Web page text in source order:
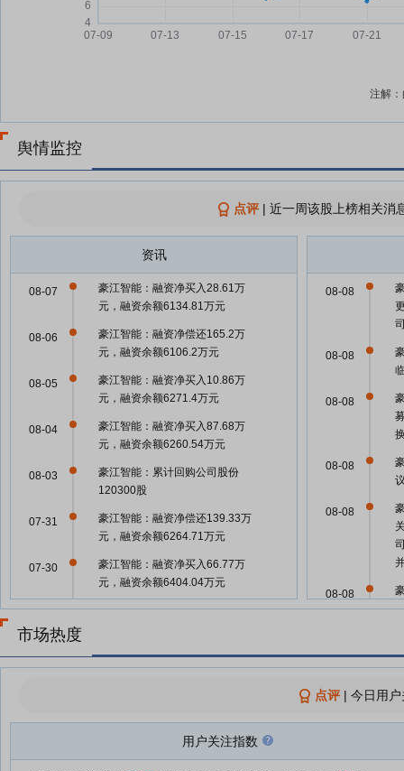
注解
舆情监控
点评| 近一周该股上榜相关消
资讯
豪江智能：融资净买入28.61万
元，融资余额6134.81万元
08-07
豪江智能：融资净偿还165.2万
元，融资余额6106.2万元
08-06
豪江智能：融资净买入10.86万
元，融资余额6271.4万元
08-05
豪江智能：融资净买入87.68万
元，融资余额6260.54万元
08-04
豪江智能：累计回购公司股份
120300股
08-03
豪江智能：融资净偿还139.33万
元，融资余额6264.71万元
07-31
豪江智能：融资净买入66.77万
元，融资余额6404.04万元
07-30
豪江智能7月29日快速反弹
元，融资余额6337.27万元
07-29
豪江智能：融资净买入99.36万
08-08
08-08
08-08
08-08
08-08
08-08
08-03
市场热度
点评| 今日用
用户关注指数